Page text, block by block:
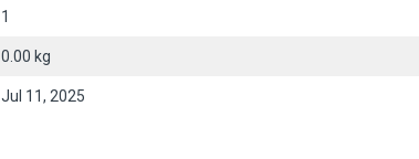
1
0.00 kg
Jul 11, 2025